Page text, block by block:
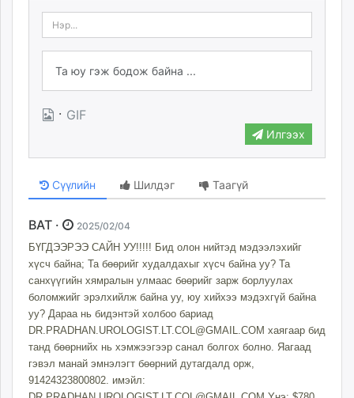
· GIF
Илгээх
Сүүлийн Шилдэг Таагүй
BAT ·
2025/02/04
БҮГДЭЭРЭЭ САЙН УУ!!!!! Бид олон нийтэд мэдээлэхийг
хүсч байна; Та бөөрийг худалдахыг хүсч байна уу? Та
санхүүгийн хямралын улмаас бөөрийг зарж борлуулах
боломжийг эрэлхийлж байна уу, юу хийхээ мэдэхгүй байна
уу? Дараа нь бидэнтэй холбоо бариад
DR.PRADHAN.UROLOGIST.LT.COL@GMAIL.COM хаягаар бид
танд бөөрнийх нь хэмжээгээр санал болгох болно. Яагаад
гэвэл манай эмнэлэгт бөөрний дутагдалд орж,
91424323800802. имэйл: